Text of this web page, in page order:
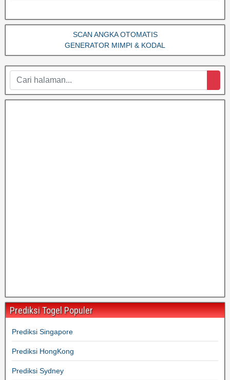
SCAN ANGKA OTOMATIS
GENERATOR MIMPI & KODAL
Prediksi Togel Populer
Prediksi Singapore
Prediksi HongKong
Prediksi Sydney